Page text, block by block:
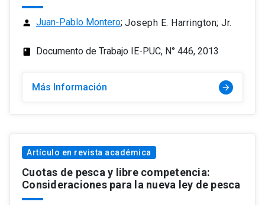
person Juan-Pablo Montero; Joseph E. Harrington; Jr.
class Documento de Trabajo IE-PUC, N° 446, 2013
Más Información arrow_forward
Artículo en revista académica
Cuotas de pesca y libre competencia:
Consideraciones para la nueva ley de pesca